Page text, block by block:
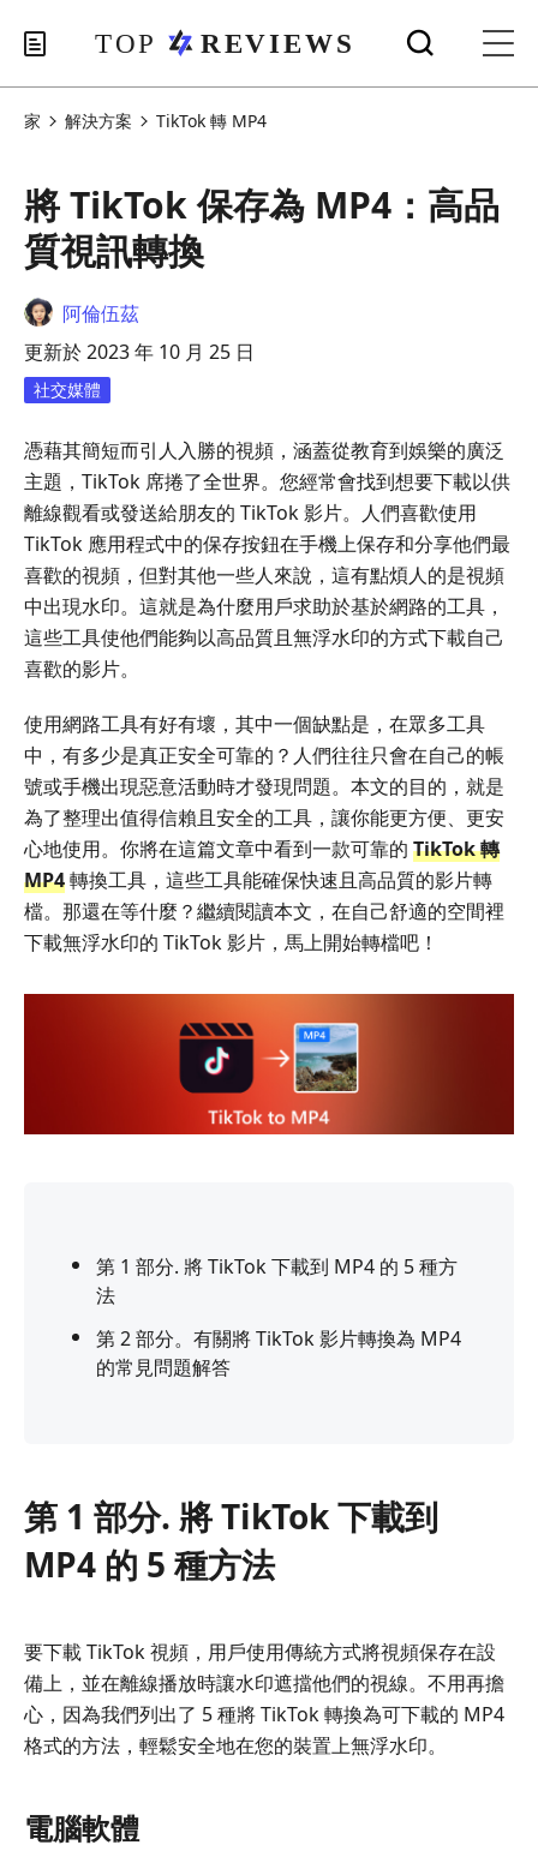
家 解決方案 TikTok 轉 MP4
將 TikTok 保存為 MP4：高品
質視訊轉換
阿倫伍茲
更新於 2023 年 10 月 25 日
社交媒體
憑藉其簡短而引人入勝的視頻，涵蓋從教育到娛樂的廣泛
主題，TikTok 席捲了全世界。您經常會找到想要下載以供
離線觀看或發送給朋友的 TikTok 影片。人們喜歡使用
TikTok 應用程式中的保存按鈕在手機上保存和分享他們最
喜歡的視頻，但對其他一些人來說，這有點煩人的是視頻
中出現水印。這就是為什麼用戶求助於基於網路的工具，
這些工具使他們能夠以高品質且無浮水印的方式下載自己
喜歡的影片。
使用網路工具有好有壞，其中一個缺點是，在眾多工具
中，有多少是真正安全可靠的？人們往往只會在自己的帳
號或手機出現惡意活動時才發現問題。本文的目的，就是
為了整理出值得信賴且安全的工具，讓你能更方便、更安
心地使用。你將在這篇文章中看到一款可靠的 TikTok 轉
MP4轉換工具，這些工具能確保快速且高品質的影片轉
檔。那還在等什麼？繼續閱讀本文，在自己舒適的空間裡
下載無浮水印的 TikTok 影片，馬上開始轉檔吧！
第 1 部分. 將 TikTok 下載到 MP4 的 5 種方
法
第 2 部分。有關將 TikTok 影片轉換為 MP4
的常見問題解答
第 1 部分. 將 TikTok 下載到
MP4 的 5 種方法
要下載 TikTok 視頻，用戶使用傳統方式將視頻保存在設
備上，並在離線播放時讓水印遮擋他們的視線。不用再擔
心，因為我們列出了 5 種將 TikTok 轉換為可下載的 MP4
格式的方法，輕鬆安全地在您的裝置上無浮水印。
電腦軟體